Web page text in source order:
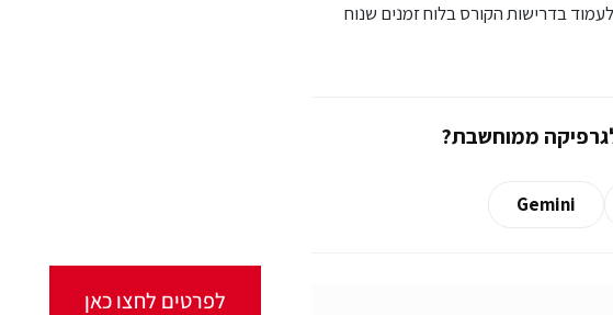
בדרישות הקורס בלוח זמנים שנוח
ממוחשבת?
Gemini
לפרטים לחצו כאן